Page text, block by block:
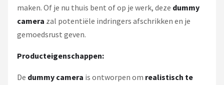
maken. Of je nu thuis bent of op je werk, deze dummy
camera zal potentiële indringers afschrikken en je
gemoedsrust geven.
Producteigenschappen:
De dummy camera is ontworpen om realistisch te